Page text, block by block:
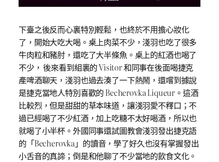
下臺之後反而心裏特別輕鬆，也終於不用擔心妝化
了，開始大吃大喝。桌上肉菜不少，淺羽也吃了很多
牛肉粒和豬肘，還吃了大半條魚。桌上的紅酒也喝了
不少， 後來看到組裏的 Visitor 和同事在後面喝捷克
產啤酒聊天，淺羽也過去湊了一下熱鬧，還嚐到據說
是捷克當地人特別喜歡的 Becherovka Liqueur。這酒
比較烈，但是甜甜的草本味道，讓淺羽愛不釋口；不
過已經喝了不少紅酒，加上吃糖不太好喝酒，所以也
就喝了小半杯。外國同事還試圖教會淺羽發出捷克語
的「Becherovka」的讀音，學了好久也沒有掌握發出
小舌音的真諦；倒是和他聊了不少當地的飲食文化。